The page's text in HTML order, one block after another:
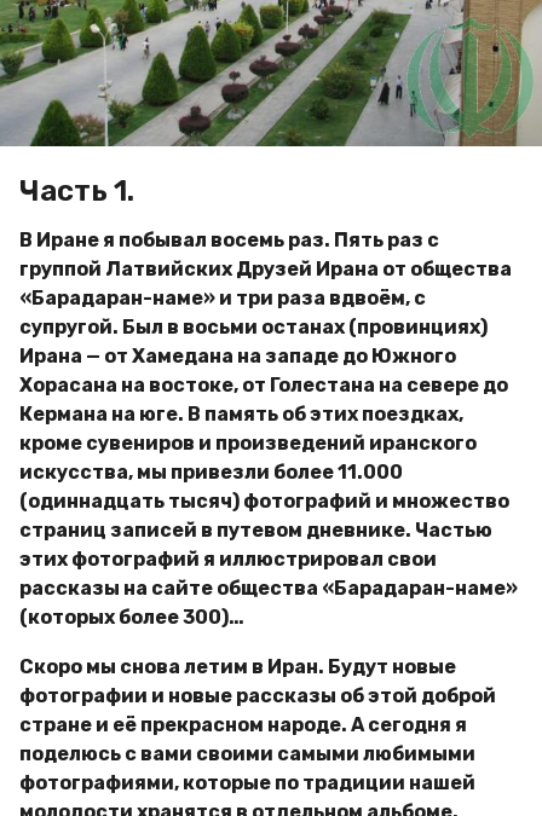
g
o
м
и
р
Часть 1.
В Иране я побывал восемь раз. Пять раз с
группой Латвийских Друзей Ирана от общества
«Барадаран-наме» и три раза вдвоём, с
супругой. Был в восьми останах (провинциях)
Ирана — от Хамедана на западе до Южного
Хорасана на востоке, от Голестана на севере до
Кермана на юге. В память об этих поездках,
кроме сувениров и произведений иранского
искусства, мы привезли более 11.000
(одиннадцать тысяч) фотографий и множество
страниц записей в путевом дневнике. Частью
этих фотографий я иллюстрировал свои
рассказы на сайте общества «Барадаран-наме»
(которых более 300)…
Скоро мы снова летим в Иран. Будут новые
фотографии и новые рассказы об этой доброй
стране и её прекрасном народе. А сегодня я
поделюсь с вами своими самыми любимыми
фотографиями, которые по традиции нашей
молодости хранятся в отдельном альбоме.